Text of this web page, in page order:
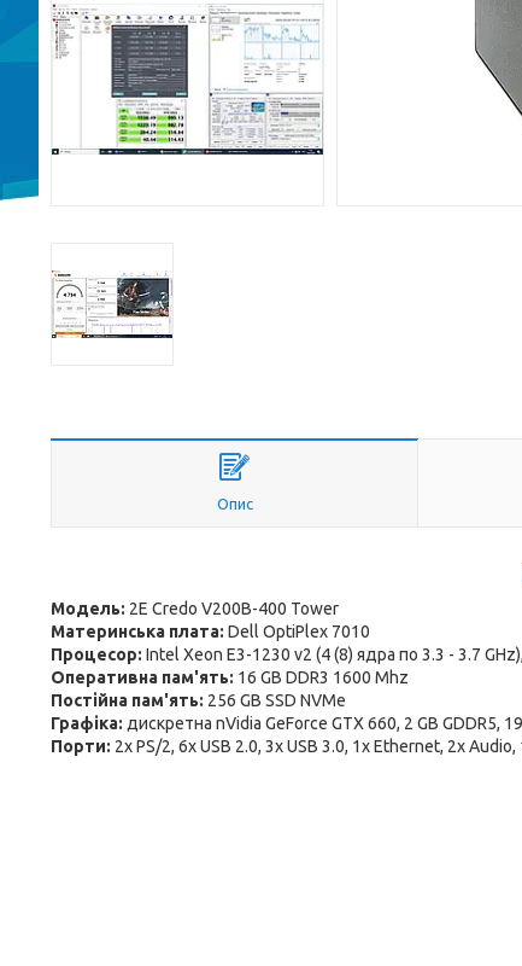
Опис
Модель: 2E Credo V200B-400 Tower
Материнська плата: Dell OptiPlex 7010
Процесор: Intel Xeon E3-1230 v2 (4 (8) ядра по 3.3 - 3.7
Оперативна пам'ять: 16 GB DDR3 1600 Mhz
Постійна пам'ять: 256 GB SSD NVMe
Графіка: дискретна nVidia GeForce GTX 660, 2 GB GDDR5,
Порти: 2x PS/2, 6x USB 2.0, 3x USB 3.0, 1x Ethernet, 2x Audio,